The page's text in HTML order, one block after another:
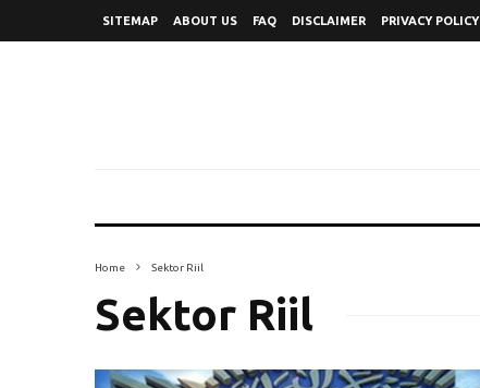
SITEMAP ABOUT US FAQ DISCLAIMER PRIVACY POLICY
Home Sektor Riil
Sektor Riil